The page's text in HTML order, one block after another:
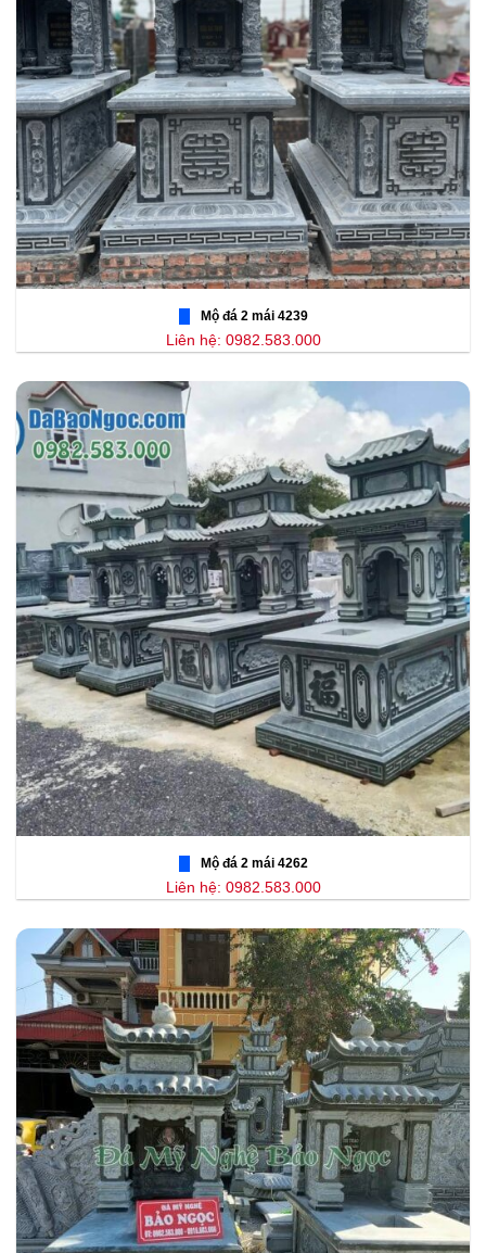
Mộ đá 2 mái 4239
Liên hệ: 0982.583.000
Mộ đá 2 mái 4262
Liên hệ: 0982.583.000